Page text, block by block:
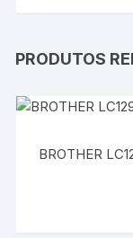
PRODUTOS
BROTHER